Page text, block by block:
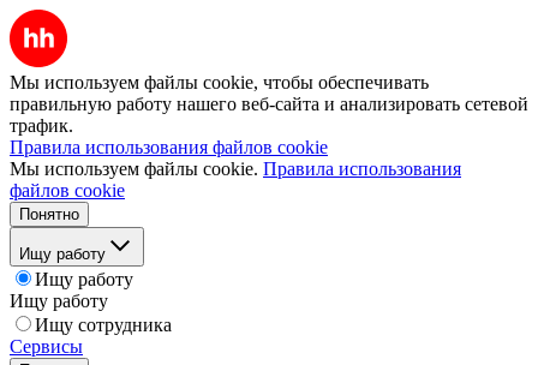
Мы используем файлы cookie, чтобы обеспечивать
правильную работу нашего веб-сайта и анализировать сетевой
трафик.
Правила использования файлов cookie
Мы используем файлы cookie. Правила использования
файлов cookie
Понятно
Ищу работу
Ищу работу
Ищу работу
Ищу сотрудника
Сервисы